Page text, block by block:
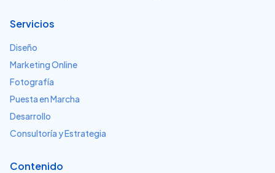
Servicios
Diseño
Marketing Online
Fotografía
Puesta en Marcha
Desarrollo
Consultoría y Estrategia
Contenido